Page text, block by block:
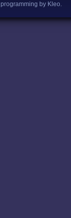
by Kleo.